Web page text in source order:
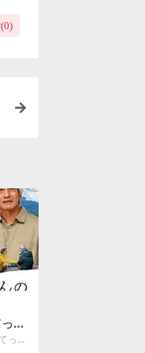
0)
ぺ
い
っぺ